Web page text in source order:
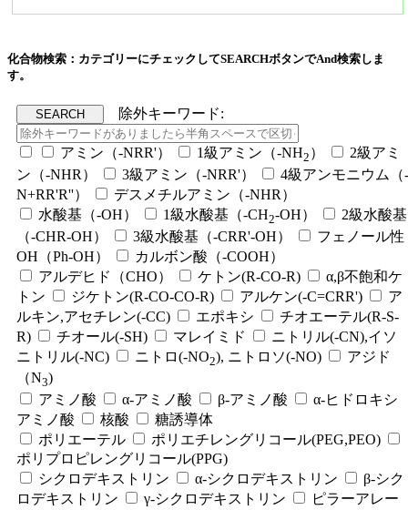
化合物検索：カテゴリーにチェックしてSEARCHボタンでAnd検索しま
す。
除外キーワード:
アミン（-NRR'） 1級アミン（-NH2 ）
2級アミ
ン（-NHR）
3級アミン（-NRR'）
4級アンモニウム（-
N+RR'R''）
デスメチルアミン（-NHR）
水酸基（-OH）
1級水酸基（-CH2-OH）
2級水酸基
（-CHR-OH）
3級水酸基（-CRR'-OH）
フェノール性
OH（Ph-OH）
カルボン酸（-COOH）
アルデヒド（CHO）
ケトン(R-CO-R)
α,β不飽和ケ
トン
ジケトン(R-CO-CO-R) アルケン(-C=CRR')
ア
ルキン,アセチレン(-CC)
エポキシ
チオエーテル(R-S-
R)
チオール(-SH) マレイミド
ニトリル(-CN),イソ
ニトリル(-NC)
ニトロ(-NO2), ニトロソ(-NO)
アジド
（N3)
アミノ酸
α-アミノ酸 β-アミノ酸
α-ヒドロキシ
アミノ酸
核酸
糖誘導体
ポリエーテル
ポリエチレングリコール(PEG,PEO)
ポリプロピレングリコール(PPG)
シクロデキストリン
α-シクロデキストリン
β-シク
ロデキストリン
γ-シクロデキストリン ピラーアレー